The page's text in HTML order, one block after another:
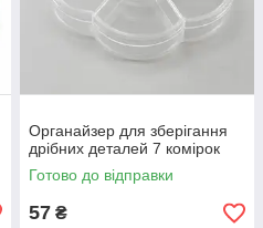
Органайзер для зберігання
дрібних деталей 7 комірок
Готово до відправки
57 ₴